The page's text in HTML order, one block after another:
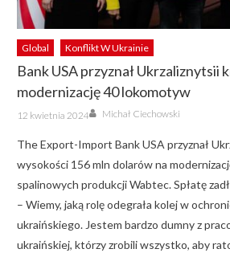
Global Konflikt W Ukrainie
Bank USA przyznał Ukrzaliznytsii
modernizację 40 lokomotyw
Posted
on
12 kwietnia 2024 Author
Michał Ciechowski
The Export-Import Bank USA przyznał
wysokości 156 mln dolarów na
spalinowych produkcji Wabtec. Spłatę
– Wiemy, jaką rolę odegrała kolej w
ukraińskiego. Jestem bardzo dumny z
ukraińskiej, którzy zrobili wszystko, aby